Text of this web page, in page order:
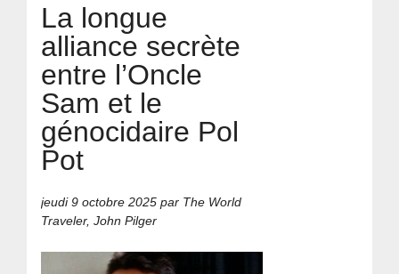
La longue
alliance secrète
entre l’Oncle
Sam et le
génocidaire Pol
Pot
jeudi 9 octobre 2025 par The World
Traveler, John Pilger